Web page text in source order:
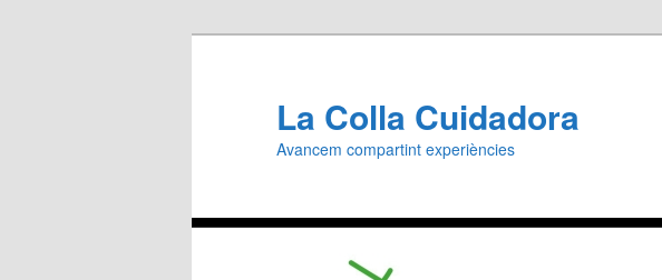
La Colla Cuidadora
Avancem compartint experiències